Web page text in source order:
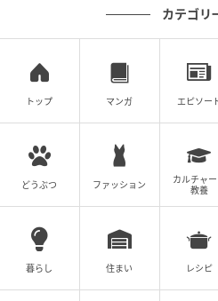
んてもったいない発想が私の
るなんて、きっと嬉しい限り
念するアンジェリーナさん
より、こうして着回せること
う。
ジョリー家の姉妹の中で、
ションに興味があり、華やか
ね。よって、この時16歳に
のドレスも着こなしているか
カテゴリ
トップ マンガ エピソー
どうぶつ ファッション
カルチャー
教養
暮らし 住まい レシピ